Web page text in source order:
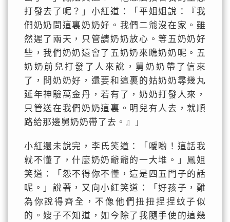
打發去了呢？」小紅道：「平姐姐說：『我
們奶奶問這裏奶奶好。我們二爺沒在家。雖
然遲了兩天，只管請奶奶放心。等五奶奶好
些，我們奶奶還會了五奶奶來瞧奶奶呢。五
奶奶前兒打發了人來說，舅奶奶帶了信來
了，問奶奶好，還要和這裏的姑奶奶尋幾丸
延年神驗萬金丹，若有了，奶奶打發人來，
只管送在我們奶奶這裏。明兒有人去，就順
路給那邊舅奶奶帶了去。』」
小紅還未說完，李氏笑道：「噯喲！這話我
就不懂了，什麼奶奶爺爺的一大堆。」鳳姐
笑道：「怨不得你不懂，這是四五門子的話
呢。」說著，又向小紅笑道：「好孩子，難
為你說得齊全，不像他們扭扭捏捏蚊子似
的。嫂子不知道，如今除了我隨手使的這幾